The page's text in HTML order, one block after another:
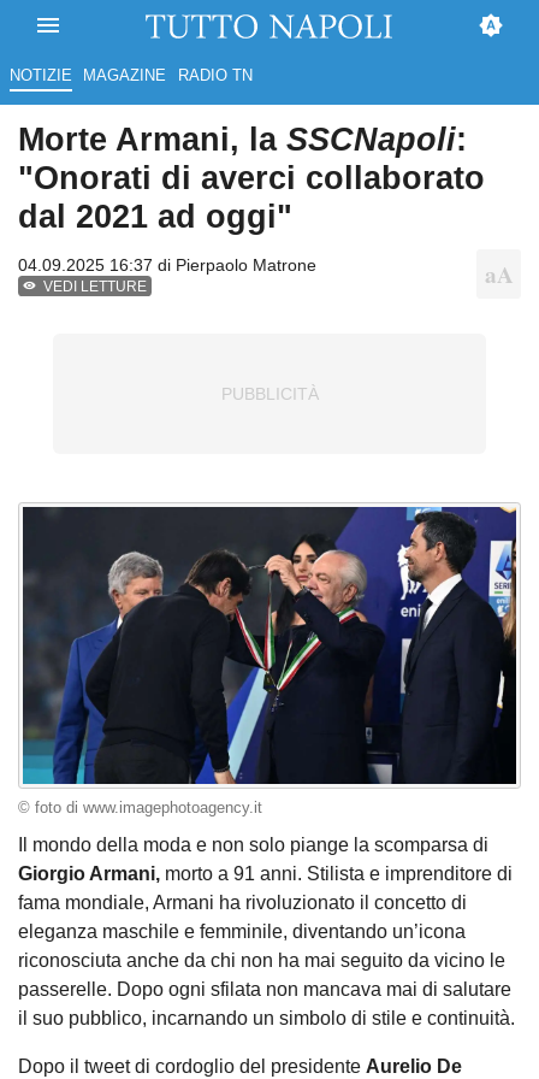
NOTIZIE MAGAZINE RADIO TN
Morte Armani, la SSCNapoli:
"Onorati di averci collaborato
dal 2021 ad oggi"
04.09.2025 16:37 di Pierpaolo Matrone
VEDI LETTURE
© foto di www.imagephotoagency.it
Il mondo della moda e non solo piange la scomparsa di
Giorgio Armani, morto a 91 anni. Stilista e imprenditore di
fama mondiale, Armani ha rivoluzionato il concetto di
eleganza maschile e femminile, diventando un’icona
riconosciuta anche da chi non ha mai seguito da vicino le
passerelle. Dopo ogni sfilata non mancava mai di salutare
il suo pubblico, incarnando un simbolo di stile e continuità.
Dopo il tweet di cordoglio del presidente Aurelio De